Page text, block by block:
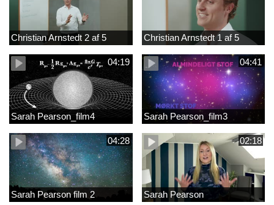
Christian Arnstedt 2 af 5 Christian Arnstedt 1 af 5
04:19
Sarah Pearson_film4
04:41
Sarah Pearson_film3
04:28
Sarah Pearson film 2
02:18
Sarah Pearson